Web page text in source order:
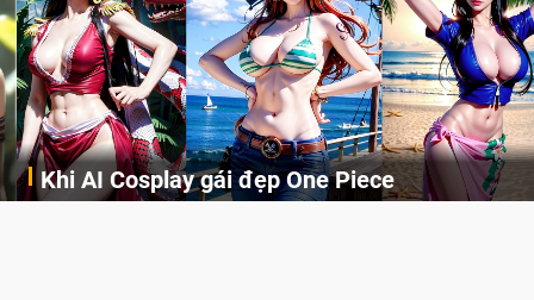
Khi AI Cosplay gái đẹp One Piece